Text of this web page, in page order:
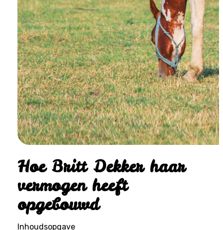
Hoe Britt Dekker haar
vermogen heeft
opgebouwd
Inhoudsopgave